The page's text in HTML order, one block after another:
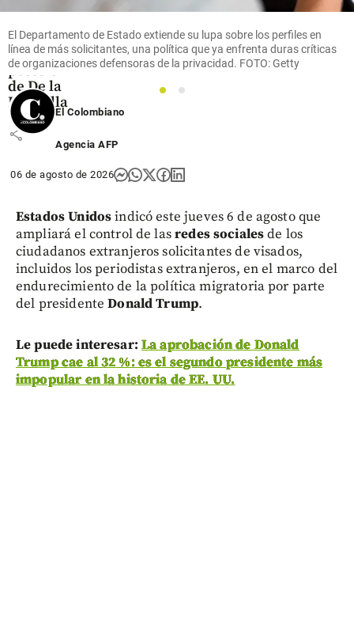
así se
Cali para
la
posesión
de De la
Espriella
share
El Departamento de Estado extiende su lupa sobre los perfiles en
línea de más solicitantes, una política que ya enfrenta duras críticas
de organizaciones defensoras de la privacidad. FOTO: Getty
1
2
El Colombiano
Agencia AFP
06 de agosto de 2026
Estados Unidosindicó este jueves 6 de agosto que
ampliará el control de lasredes socialesde los
ciudadanos extranjeros solicitantes de visados,
incluidos los periodistas extranjeros, en el marco del
endurecimiento de la política migratoria por parte
del presidenteDonald Trump.
Le puede interesar: La aprobación de Donald
Trump cae al 32 %: es el segundo presidente más
impopular en la historia de EE. UU.